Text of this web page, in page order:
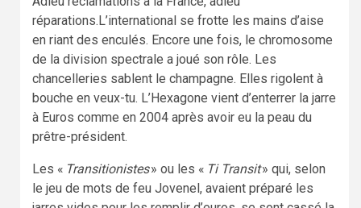
réparations.L’international se frotte les mains d’aise
en riant des enculés. Encore une fois, le chromosome
de la division spectrale a joué son rôle. Les
chancelleries sablent le champagne. Elles rigolent à
bouche en veux-tu. L’Hexagone vient d’enterrer la jarre
à Euros comme en 2004 après avoir eu la peau du
prêtre-président.
Les « Transitionistes» ou les « Ti Transit» qui, selon
le jeu de mots de feu Jovenel, avaient préparé les